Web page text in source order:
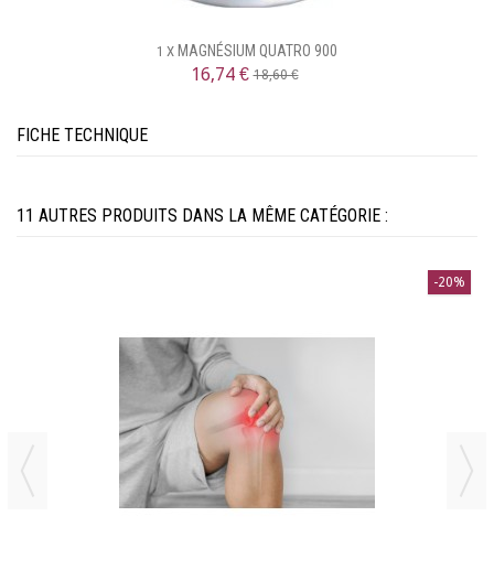
1 X MAGNÉSIUM QUATRO 900
16,74 €18,60 €
FICHE TECHNIQUE
11 AUTRES PRODUITS DANS LA MÊME CATÉGORIE :
-20%